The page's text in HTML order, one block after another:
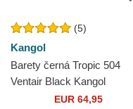
(5)
Kangol
Barety černá Tropic 504
Ventair Black Kangol
EUR 64,95